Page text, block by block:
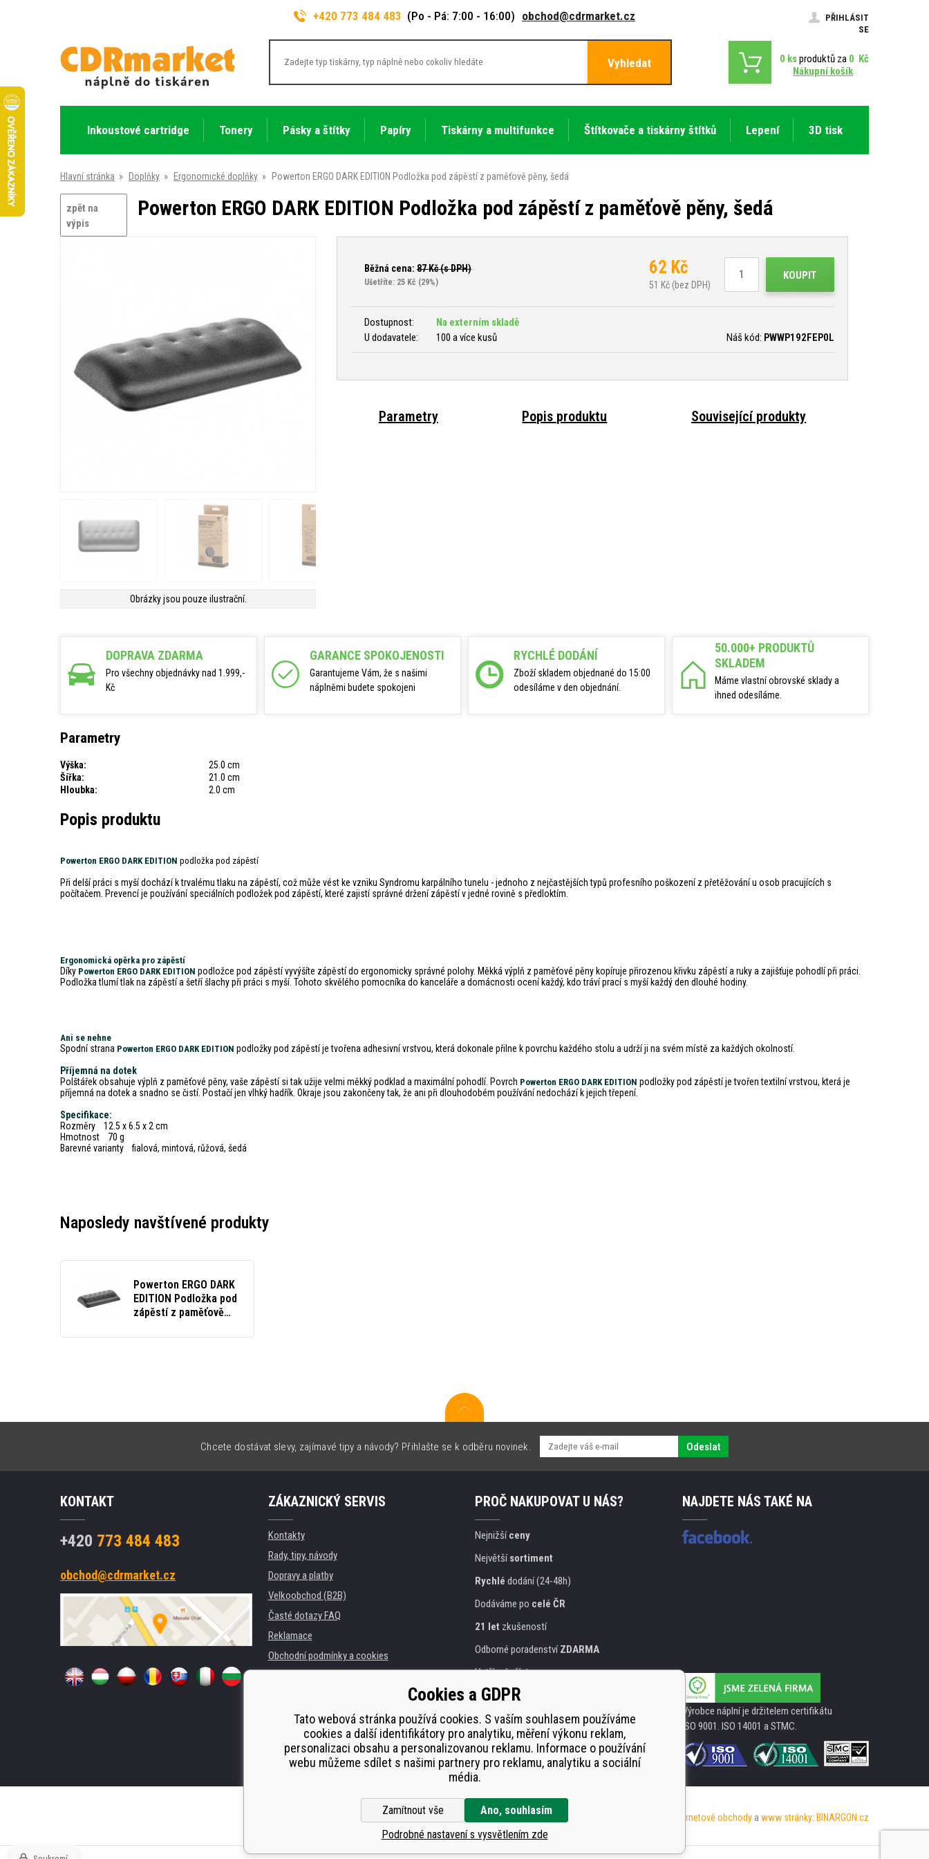
+420 773 484 483 (Po - Pá: 7:00 - 16:00) obchod@cdrmarket.cz
PŘIHLÁSIT
SE
Vyhledat 0 ksproduktů za 0 Kč
Nákupní košík
Inkoustové cartridge Tonery Pásky a štítky Papíry Tiskárny a multifunkce Štítkovače a tiskárny štítků Lepení 3D tisk
Hlavní stránka » Doplňky » Ergonomické doplňky » Powerton ERGO DARK EDITION Podložka pod zápěstí z paměťově pěny, šedá
zpět na
výpis
Powerton ERGO DARK EDITION Podložka pod zápěstí z paměťově pěny, šedá
Obrázky jsou pouze ilustrační.
Běžná cena: 87Kč (s DPH)
Ušetříte: 25 Kč (29%)
62 Kč
51 Kč (bez DPH)
KOUPIT
Dostupnost:
Na externím skladě
U dodavatele:
100 a více kusů Náš kód: PWWP192FEP0L
Parametry Popis produktu Související produkty
DOPRAVA ZDARMA
Pro všechny objednávky nad 1.999,-
Kč
GARANCE SPOKOJENOSTI
Garantujeme Vám, že s našimi
náplněmi budete spokojeni
RYCHLÉ DODÁNÍ
Zboží skladem objednané do 15:00
odesíláme v den objednání.
50.000+ PRODUKTŮ
SKLADEM
Máme vlastní obrovské sklady a
ihned odesíláme.
Parametry
Výška:
25.0 cm
Šířka:
21.0 cm
Hloubka:
2.0 cm
Popis produktu
Powerton ERGO DARK EDITION podložka pod zápěstí
Při delší práci s myší dochází k trvalému tlaku na zápěstí, což může vést ke vzniku Syndromu karpálního tunelu - jednoho z nejčastějších typů profesního poškození z přetěžování u osob pracujících s
počítačem. Prevencí je používání speciálních podložek pod zápěstí, které zajistí správné držení zápěstí v jedné rovině s předloktím.
Ergonomická opěrka pro zápěstí
Díky Powerton ERGO DARK EDITION podložce pod zápěstí vyvýšíte zápěstí do ergonomicky správné polohy. Měkká výplň z paměťové pěny kopíruje přirozenou křivku zápěstí a ruky a zajišťuje pohodlí při práci.
Podložka tlumí tlak na zápěstí a šetří šlachy při práci s myší. Tohoto skvělého pomocníka do kanceláře a domácnosti ocení každý, kdo tráví prací s myší každý den dlouhé hodiny.
Ani se nehne
Spodní strana Powerton ERGO DARK EDITION podložky pod zápěstí je tvořena adhesivní vrstvou, která dokonale přilne k povrchu každého stolu a udrží ji na svém místě za každých okolností.
Příjemná na dotek
Polštářek obsahuje výplň z paměťové pěny, vaše zápěstí si tak užije velmi měkký podklad a maximální pohodlí. Povrch Powerton ERGO DARK EDITION podložky pod zápěstí je tvořen textilní vrstvou, která je
příjemná na dotek a snadno se čistí. Postačí jen vlhký hadřík. Okraje jsou zakončeny tak, že ani při dlouhodobém používání nedochází k jejich třepení.
Specifikace:
Rozměry 12.5 x 6.5 x 2 cm
Hmotnost 70 g
Barevné varianty fialová, mintová, růžová, šedá
Naposledy navštívené produkty
Powerton ERGO DARK
EDITION Podložka pod
zápěstí z paměťově
Chcete dostávat slevy, zajímavé tipy a návody? Přihlašte se k odběru novinek. Odeslat
KONTAKT
+420 773 484 483
obchod@cdrmarket.cz
ZÁKAZNICKÝ SERVIS
Kontakty
Rady, tipy, návody
Dopravy a platby
Velkoobchod (B2B)
Časté dotazy FAQ
Reklamace
Obchodní podmínky a cookies
Pronájem tiskáren
Náhradní plnění
Odstoupení od smlouvy
PROČ NAKUPOVAT U NÁS?
Nejnižšíceny
Největšísortiment
Rychlé dodání (24-48h)
Dodáváme po celé ČR
21 let zkušeností
Odborné poradenstvíZDARMA
Vstřícný přístup
Zlatýcertifikát
Bezpečnéon-line platby
NAJDETE NÁS TAKÉ NA
Výrobce náplní je držitelem certifikátu
ISO 9001. ISO 14001 a STMC.
Internetové obchody a www stránky: BINARGON.cz
Cookies a GDPR
Tato webová stránka používá cookies. S vaším souhlasem používáme
cookies a další identifikátory pro analytiku, měření výkonu reklam,
personalizaci obsahu a personalizovanou reklamu. Informace o používání
webu můžeme sdílet s našimi partnery pro reklamu, analytiku a sociální
média.
Zamítnout vše
Ano, souhlasím
Podrobné nastavení s vysvětlením zde